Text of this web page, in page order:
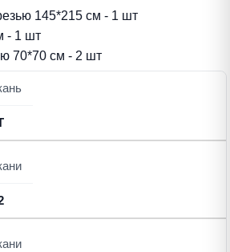
145*215 см - 1 шт
- 1 шт
70*70 см - 2 шт